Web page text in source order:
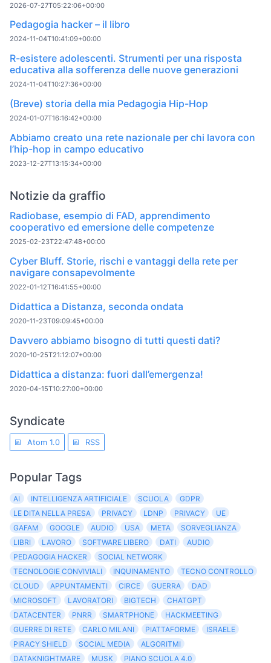
2026-07-27T05:22:06+00:00
Pedagogia hacker – il libro
2024-11-04T10:41:09+00:00
R-esistere adolescenti. Strumenti per una risposta
educativa alla sofferenza delle nuove generazioni
2024-11-04T10:27:36+00:00
(Breve) storia della mia Pedagogia Hip-Hop
2024-01-07T16:16:42+00:00
Abbiamo creato una rete nazionale per chi lavora con
l’hip-hop in campo educativo
2023-12-27T13:15:34+00:00
Notizie da graffio
Radiobase, esempio di FAD, apprendimento
cooperativo ed emersione delle competenze
2025-02-23T22:47:48+00:00
Cyber Bluff. Storie, rischi e vantaggi della rete per
navigare consapevolmente
2022-01-12T16:41:55+00:00
Didattica a Distanza, seconda ondata
2020-11-23T09:09:45+00:00
Davvero abbiamo bisogno di tutti questi dati?
2020-10-25T21:12:07+00:00
Didattica a distanza: fuori dall’emergenza!
2020-04-15T10:27:00+00:00
Syndicate
Atom 1.0 RSS
Popular Tags
AI INTELLIGENZA ARTIFICIALE SCUOLA
GDPR
LE DITA NELLA PRESA
PRIVACY LDNP PRIVACY
UE
GAFAM
GOOGLE AUDIO USA META
SORVEGLIANZA
LIBRI
LAVORO SOFTWARE LIBERO DATI
AUDIO
PEDAGOGIA HACKER
SOCIAL NETWORK
TECNOLOGIE CONVIVIALI
INQUINAMENTO
TECNO CONTROLLO
CLOUD
APPUNTAMENTI CIRCE GUERRA
DAD
MICROSOFT
LAVORATORI BIGTECH
CHATGPT
DATACENTER
PNRR SMARTPHONE
HACKMEETING
GUERRE DI RETE
CARLO MILANI PIATTAFORME
ISRAELE
PIRACY SHIELD
SOCIAL MEDIA
ALGORITMI
DATAKNIGHTMARE
MUSK PIANO SCUOLA 4.0